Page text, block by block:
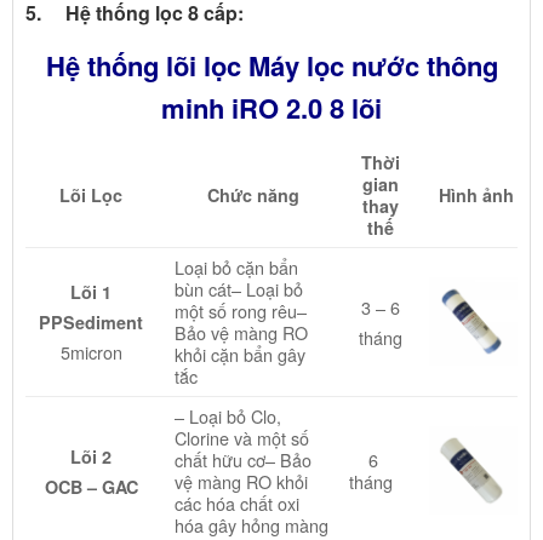
5. Hệ thống lọc 8 cấp:
Hệ thống lõi lọc Máy lọc nước thông
minh iRO 2.0 8 lõi
Lõi Lọc Chức năng
Thời
gian
thay
thế
Hình ảnh
Lõi 1
PPSediment
5micron
Loại bỏ cặn bẩn
bùn cát– Loại bỏ
một số rong rêu–
Bảo vệ màng RO
khỏi cặn bẩn gây
tắc
3 – 6
tháng
Lõi 2
OCB – GAC
– Loại bỏ Clo,
Clorine và một số
chất hữu cơ– Bảo
vệ màng RO khỏi
các hóa chất oxi
hóa gây hỏng màng
6
tháng